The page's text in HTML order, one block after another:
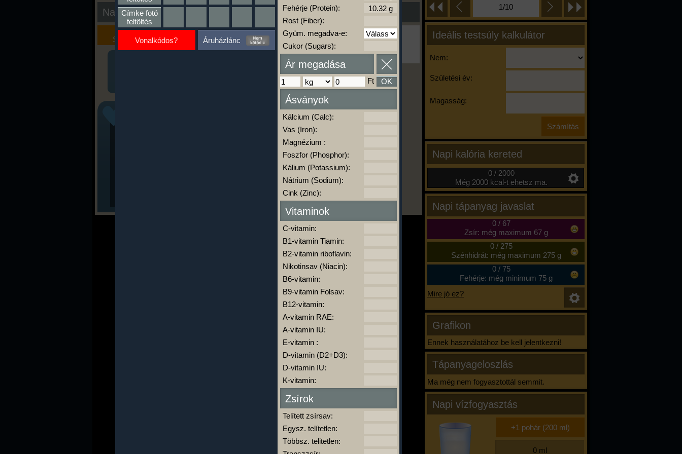
1/10
Ideális testsúly kalkulátor
Nem:
Születési év:
Magasság:
Napi kalória kereted
0 / 2000
Még 2000 kcal-t ehetsz ma.
Napi tápanyag javaslat
0/ 67
Zsír: még maximum 67 g
0/ 275
Szénhidrát: még maximum 275 g
0/ 75
Fehérje: még minimum 75 g
Mire jó ez?
Grafikon
Ennek használatához be kell jelentkezni!
Tápanyageloszlás
Ma még nem fogyasztottál semmit.
Napi vízfogyasztás
Nap kiértékelése
Kalória
Szimulátor
Szöveges
Értékelés
Ha ma már nem eszel/sportolsz többet,
kattints a kiértékelésre!
A Kalória Szimulátor Prémium funkció.
kalóriabázis.hu
Címke fotó
feltöltés
Vonalkódos? Áruházlánc
Fehérje (Protein):
Rost (Fiber):
Gyüm. megadva-e:
Cukor (Sugars):
Ár megadása
Ft OK
Ásványok
Kálcium (Calc):
Vas (Iron):
Magnézium :
Foszfor (Phosphor):
Kálium (Potassium):
Nátrium (Sodium):
Cink (Zinc):
Vitaminok
C-vitamin:
B1-vitamin Tiamin:
B2-vitamin riboflavin:
Nikotinsav (Niacin):
B6-vitamin:
B9-vitamin Folsav:
B12-vitamin:
A-vitamin RAE:
A-vitamin IU:
E-vitamin :
D-vitamin (D2+D3):
D-vitamin IU:
K-vitamin:
Zsírok
Telített zsírsav:
Egysz. telítetlen:
Többsz. telitetlen: